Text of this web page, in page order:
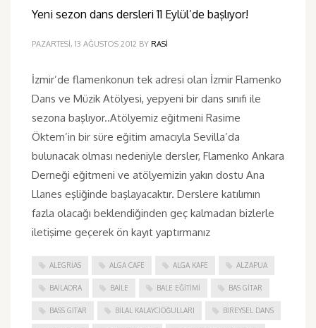
Yeni sezon dans dersleri 11 Eylül’de başlıyor!
PAZARTESI, 13 AĞUSTOS 2012 BY RASI
İzmir’de flamenkonun tek adresi olan İzmir Flamenko
Dans ve Müzik Atölyesi, yepyeni bir dans sınıfı ile
sezona başlıyor..Atölyemiz eğitmeni Rasime
Öktem’in bir süre eğitim amacıyla Sevilla’da
bulunacak olması nedeniyle dersler, Flamenko Ankara
Derneği eğitmeni ve atölyemizin yakın dostu Ana
Llanes eşliğinde başlayacaktır. Derslere katılımın
fazla olacağı beklendiğinden geç kalmadan bizlerle
iletişime geçerek ön kayıt yaptırmanız
ALEGRIAS ALGA CAFE ALGA KAFE ALZAPUA
BAILAORA BAILE BALE EĞITIMI BAS GITAR
BASS GITAR BILAL KALAYCIOĞULLARI BIREYSEL DANS